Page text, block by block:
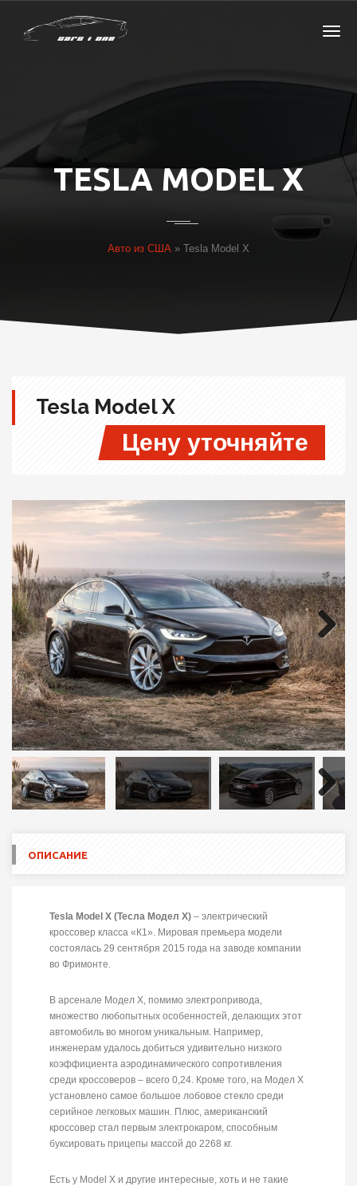
TESLA MODEL X
Авто из США » Tesla Model X
Tesla Model X
Цену уточняйте
Next
Next
ОПИСАНИЕ
Tesla Model X (Тесла Модел X) – электрический
кроссовер класса «К1». Мировая премьера модели
состоялась 29 сентября 2015 года на заводе компании
во Фримонте.
В арсенале Модел X, помимо электропривода,
множество любопытных особенностей, делающих этот
автомобиль во многом уникальным. Например,
инженерам удалось добиться удивительно низкого
коэффициента аэродинамического сопротивления
среди кроссоверов – всего 0,24. Кроме того, на Модел Х
установлено самое большое лобовое стекло среди
серийное легковых машин. Плюс, американский
кроссовер стал первым электрокаром, способным
буксировать прицепы массой до 2268 кг.
Есть у Model X и другие интересные, хоть и не такие